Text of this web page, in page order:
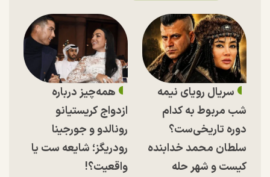
سریال رویای نیمه
شب مربوط به کدام
دوره تاریخی‌ست؟
سلطان محمد خدابنده
کیست و شهر حله
همه‌چیز درباره
ازدواج کریستیانو
رونالدو و جورجینا
رودریگز؛ شایعه ست یا
واقعیت؟!